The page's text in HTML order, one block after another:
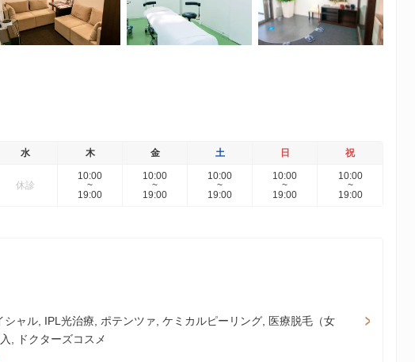
水 木 金 土 日 祝
休診
10:00
~
19:00
10:00
~
19:00
10:00
~
19:00
10:00
~
19:00
10:00
~
19:00
シャル, IPL光治療, ポテンツァ, ケミカルピーリング, 医療脱毛（女
, ドクターズコスメ